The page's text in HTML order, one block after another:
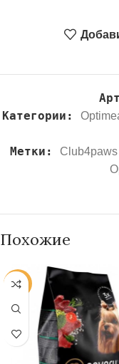
Категории:
Метки: Club4paws
Похожие
-38%